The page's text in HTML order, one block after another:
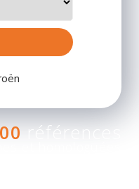
références